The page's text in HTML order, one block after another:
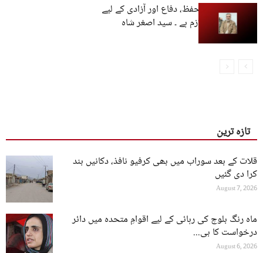
سندھ وطن کے تحفظ، دفاع اور آزادی کے لیے
مزاحمتی جنگ لازم ہے ۔ سید اصغر شاہ
تازہ ترین
قلات کے بعد سوراب میں بھی کرفیو نافذ، دکانیں بند
کرا دی گئیں
August 7, 2026
ماہ رنگ بلوچ کی رہائی کے لیے اقوامِ متحدہ میں دائر
درخواست کا بی...
August 6, 2026